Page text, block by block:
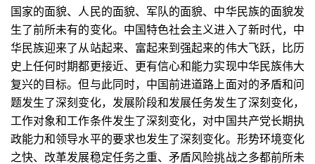
国家的面貌、人民的面貌、军队的面貌、中华民族的面貌发
生了前所未有的变化。中国特色社会主义进入了新时代，中
华民族迎来了从站起来、富起来到强起来的伟大飞跃，比历
史上任何时期都更接近、更有信心和能力实现中华民族伟大
复兴的目标。但与此同时，中国前进道路上面对的矛盾和问
题发生了深刻变化，发展阶段和发展任务发生了深刻变化，
工作对象和工作条件发生了深刻变化，对中国共产党长期执
政能力和领导水平的要求也发生了深刻变化。形势环境变化
之快、改革发展稳定任务之重、矛盾风险挑战之多都前所未